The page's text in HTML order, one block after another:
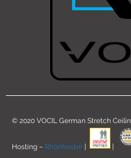
© 2020 VOCIL German Stretch
Hosting – Rhönhoster | |